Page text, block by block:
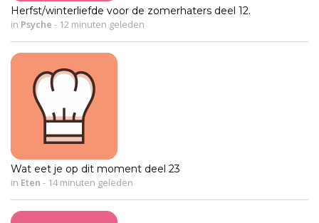
Herfst/winterliefde voor de zomerhaters deel 12.
in Psyche - 12 minuten geleden
Wat eet je op dit moment deel 23
in Eten - 14 minuten geleden